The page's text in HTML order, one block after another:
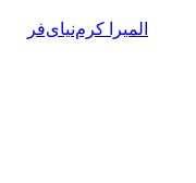
المیرا کرم‌نیای‌فر